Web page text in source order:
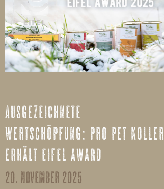
ausgezeichnete
wertschöpfung: pro pet koller
erhält eifel award
20. november 2025